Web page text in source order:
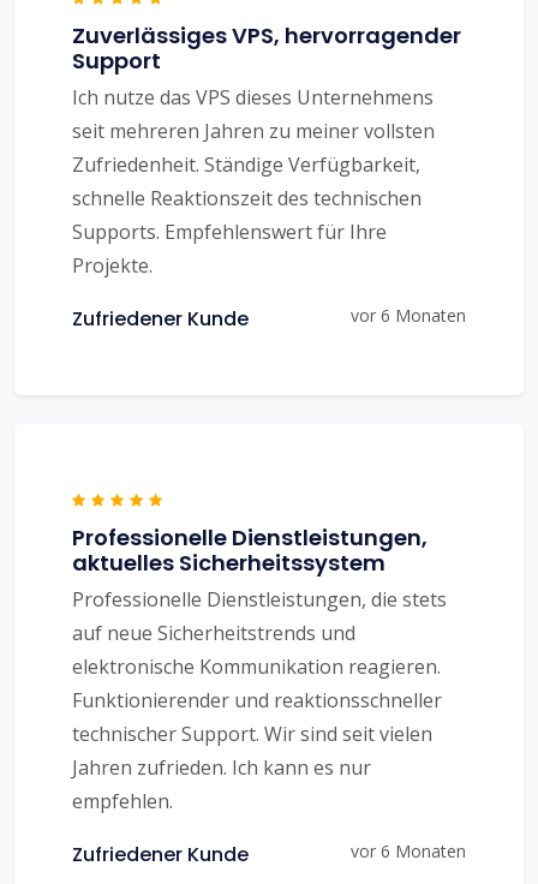
Zuverlässiges VPS, hervorragender
Support
Ich nutze das VPS dieses Unternehmens
seit mehreren Jahren zu meiner vollsten
Zufriedenheit. Ständige Verfügbarkeit,
schnelle Reaktionszeit des technischen
Supports. Empfehlenswert für Ihre
Projekte.
Zufriedener Kunde vor 6 Monaten
Professionelle Dienstleistungen,
aktuelles Sicherheitssystem
Professionelle Dienstleistungen, die stets
auf neue Sicherheitstrends und
elektronische Kommunikation reagieren.
Funktionierender und reaktionsschneller
technischer Support. Wir sind seit vielen
Jahren zufrieden. Ich kann es nur
empfehlen.
Zufriedener Kunde vor 6 Monaten